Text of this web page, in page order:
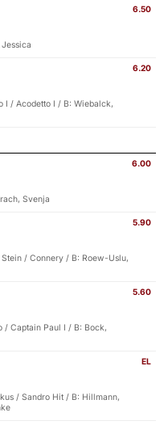
6.50
6.20
I / Acodetto I / B: Wiebalck,
6.00
Svenja
5.90
/ Connery / B: Roew-Uslu,
5.60
Captain Paul I / B: Bock,
EL
/ Sandro Hit / B: Hillmann,